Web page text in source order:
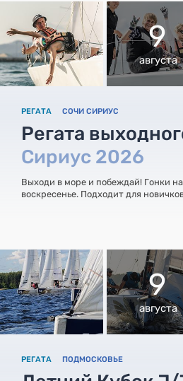
9
августа
РЕГАТА СОЧИ СИРИУС
Регата
Сириус 2026
Выходи в море и побеждай! Гонки
воскресенье. Подходит для
9
августа
РЕГАТА ПОДМОСКОВЬЕ